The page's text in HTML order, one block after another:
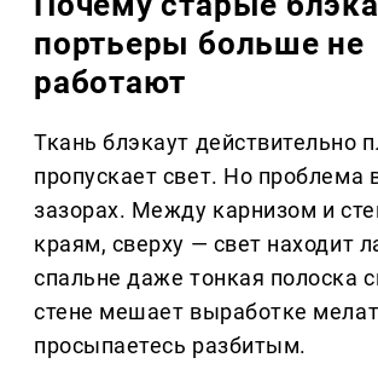
портьеры больше не
работают
Ткань блэкаут действительно
пропускает свет. Но проблема
зазорах. Между карнизом и
краям, сверху — свет находит
спальне даже тонкая полоска
стене мешает выработке
просыпаетесь разбитым.